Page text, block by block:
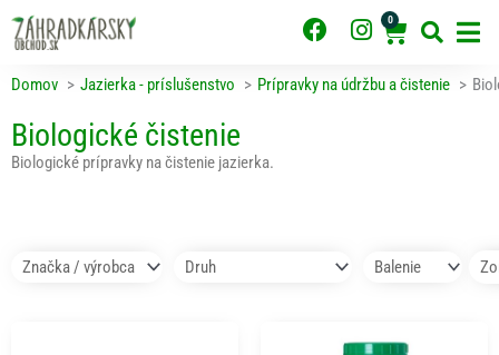
na
obsah
F
c
e
I
s
0
Cart
Domov Jazierka - príslušenstvo Prípravky na údržbu a čistenie
Biologické čistenie
Biologické prípravky na čistenie jazierka.